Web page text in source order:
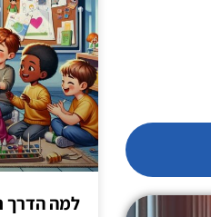
למה הדרך